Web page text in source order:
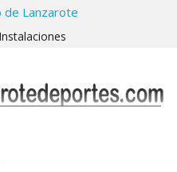
de Lanzarote
Instalaciones